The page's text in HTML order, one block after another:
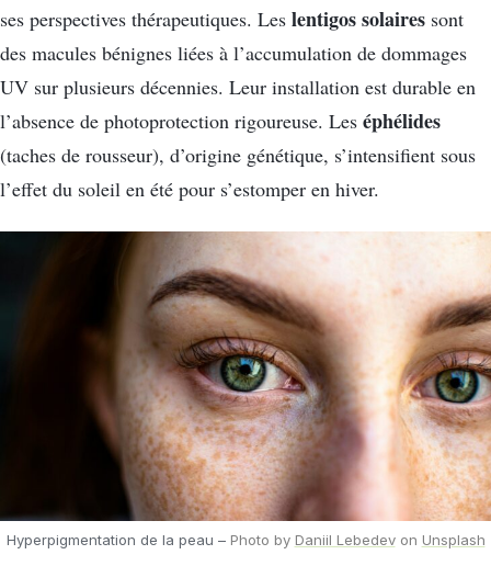
ses perspectives thérapeutiques. Les lentigos solaires sont
des macules bénignes liées à l’accumulation de dommages
UV sur plusieurs décennies. Leur installation est durable en
l’absence de photoprotection rigoureuse. Les éphélides
(taches de rousseur), d’origine génétique, s’intensifient sous
l’effet du soleil en été pour s’estomper en hiver.
Hyperpigmentation de la peau – Photo by Daniil Lebedevon Unsplash